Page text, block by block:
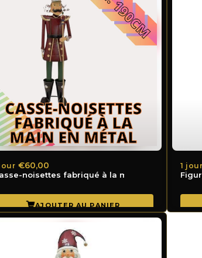
noisettes fabriqué à la main en métal
€60,00 1 jour